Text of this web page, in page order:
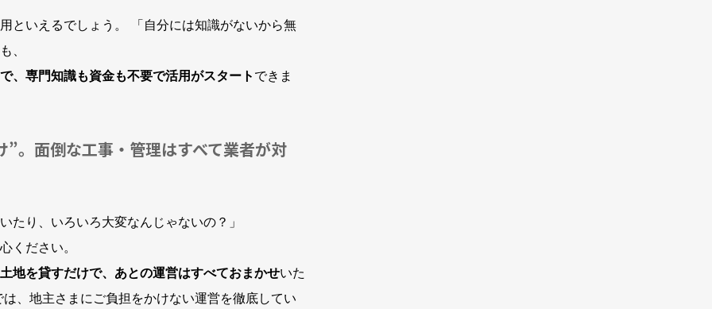
といえるでしょう。 「自分には知識がないから無
、
、専門知識も資金も不要で活用がスタート できま
。面倒な工事・管理はすべて業者が対
たり、いろいろ大変なんじゃないの？」
ください。
地を貸すだけで、あとの運営はすべておまかせいた
、地主さまにご負担をかけない運営を徹底してい